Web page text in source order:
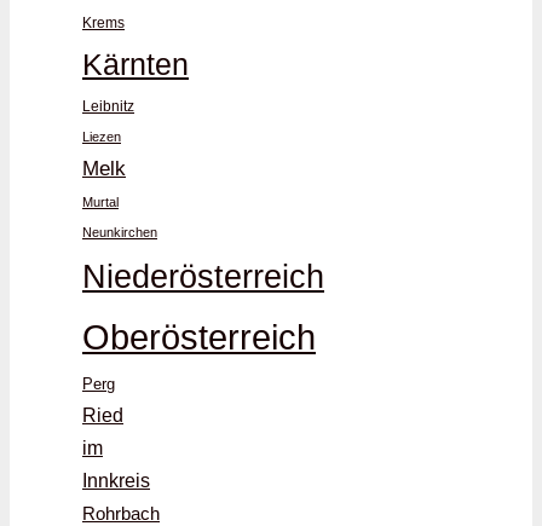
Krems
Kärnten
Leibnitz
Liezen
Melk
Murtal
Neunkirchen
Niederösterreich
Oberösterreich
Perg
Ried
im
Innkreis
Rohrbach